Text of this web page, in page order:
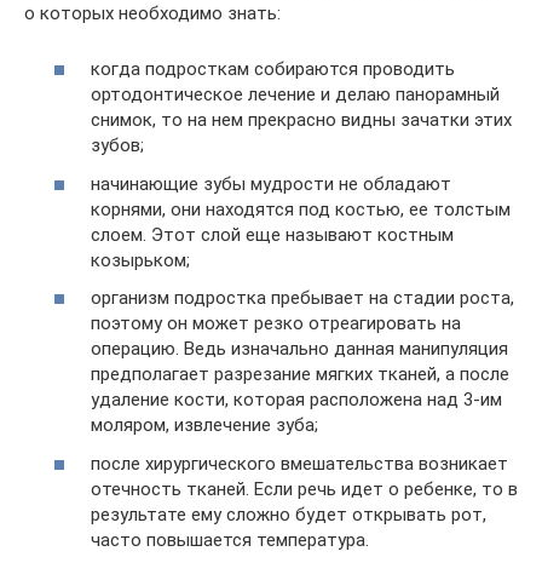
о которых необходимо знать:
когда подросткам собираются проводить
ортодонтическое лечение и делаю панорамный
снимок, то на нем прекрасно видны зачатки этих
зубов;
начинающие зубы мудрости не обладают
корнями, они находятся под костью, ее толстым
слоем. Этот слой еще называют костным
козырьком;
организм подростка пребывает на стадии роста,
поэтому он может резко отреагировать на
операцию. Ведь изначально данная манипуляция
предполагает разрезание мягких тканей, а после
удаление кости, которая расположена над 3-им
моляром, извлечение зуба;
после хирургического вмешательства возникает
отечность тканей. Если речь идет о ребенке, то в
результате ему сложно будет открывать рот,
часто повышается температура.